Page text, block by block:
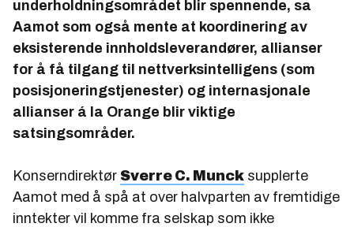
underholdningsområdet blir spennende, sa
Aamot som også mente at koordinering av
eksisterende innholdsleverandører, allianser
for å få tilgang til nettverksintelligens (som
posisjoneringstjenester) og internasjonale
allianser á la Orange blir viktige
satsingsområder.
Konserndirektør Sverre C. Munck supplerte
Aamot med å spå at over halvparten av fremtidige
inntekter vil komme fra selskap som ikke